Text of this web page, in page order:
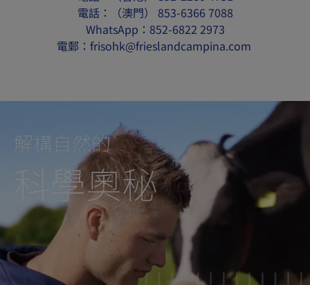
電話：（澳門） 853-6366 7088
WhatsApp：852-6822 2973
電郵：frisohk@frieslandcampina.com
解構自然的
科學奧秘